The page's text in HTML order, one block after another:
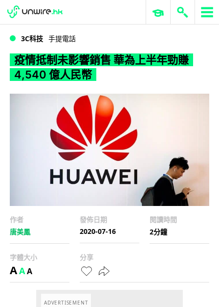
WWDC 2026 ERP 與商業 AI
3C科技 手提電話
疫情抵制未影響銷售 華為上半年勁賺
4,540 億人民幣
作者
唐美鳳
發佈日期
2020-07-16
閱讀時間
2分鐘
字體大小
AAA
分享
ADVERTISEMENT